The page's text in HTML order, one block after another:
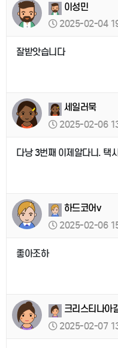
이성민
2025-02-04
잘받앗습니다
세일러묵
2025-02-06
다낭 3번째 이제알다니. 택
하드코어v
2025-02-06
좋아조하
크리스티나아
2025-02-07